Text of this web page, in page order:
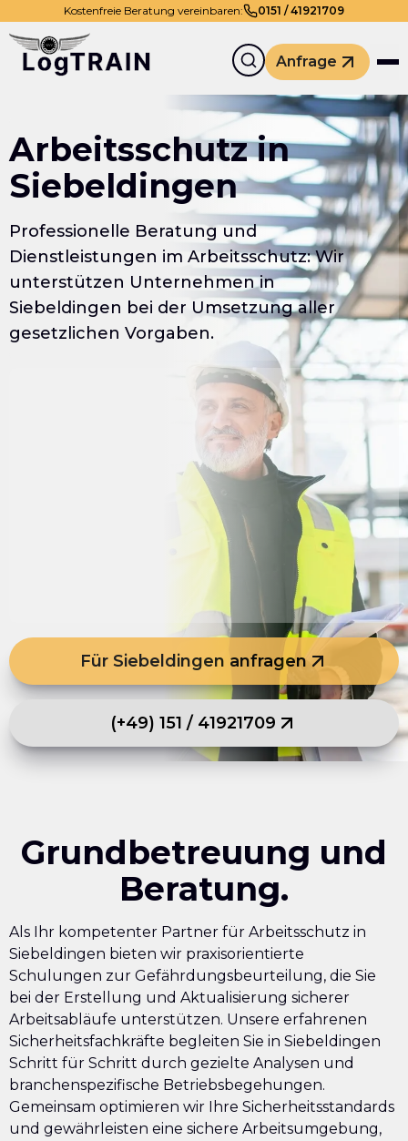
Kostenfreie Beratung vereinbaren: 0151 /41921709
Anfrage
Arbeitsschutz in
Siebeldingen
Professionelle Beratung und
Dienstleistungen im Arbeitsschutz: Wir
unterstützen Unternehmen in
Siebeldingen bei der Umsetzung aller
gesetzlichen Vorgaben.
Für Siebeldingen anfragen
(+49) 151 / 41921709
Grundbetreuung und
Beratung.
Als Ihr kompetenter Partner für Arbeitsschutz in
Siebeldingen bieten wir praxisorientierte
Schulungen zur Gefährdungsbeurteilung, die Sie
bei der Erstellung und Aktualisierung sicherer
Arbeitsabläufe unterstützen. Unsere erfahrenen
Sicherheitsfachkräfte begleiten Sie in Siebeldingen
Schritt für Schritt durch gezielte Analysen und
branchenspezifische Betriebsbegehungen.
Gemeinsam optimieren wir Ihre Sicherheitsstandards
und gewährleisten eine sichere Arbeitsumgebung,